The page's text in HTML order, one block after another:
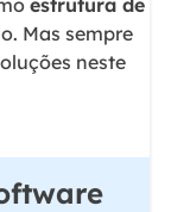
estrutura de
Mas sempre
neste